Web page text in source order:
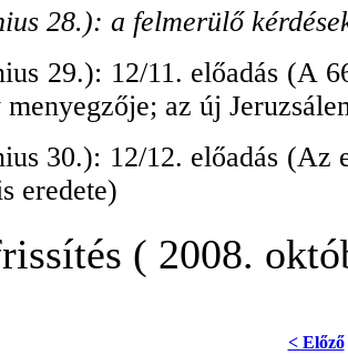
28.): a felmerülő
29.): 12/11. előadás (A
menyegzője; az új
30.): 12/12. előadás (Az
eredete)
( 2008.
< Előző